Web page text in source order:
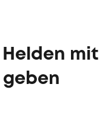
mit